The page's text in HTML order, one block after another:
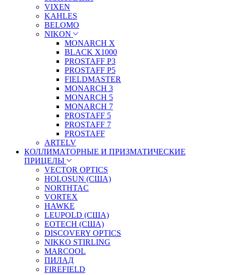
VIXEN
KAHLES
BELOMO
NIKON
MONARCH X
BLACK X1000
PROSTAFF P3
PROSTAFF P5
FIELDMASTER
MONARCH 3
MONARCH 5
MONARCH 7
PROSTAFF 5
PROSTAFF 7
PROSTAFF
ARTELV
КОЛЛИМАТОРНЫЕ И ПРИЗМАТИЧЕСКИЕ
ПРИЦЕЛЫ
VECTOR OPTICS
HOLOSUN (США)
NORTHTAC
VORTEX
HAWKE
LEUPOLD (США)
EOTECH (США)
DISCOVERY OPTICS
NIKKO STIRLING
MARCOOL
ПИЛАД
FIREFIELD